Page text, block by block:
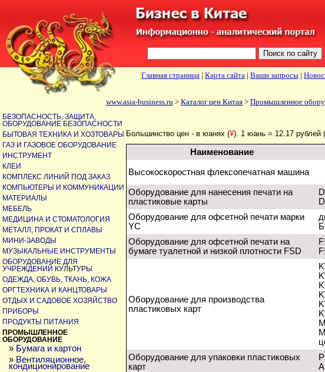
Главная страница | Карта сайта | Ваши запросы |
БЕЗОПАСНОСТЬ, ЗАЩИТА,
ОБОРУДОВАНИЕ БЕЗОПАСНОСТИ
БЫТОВАЯ ТЕХНИКА И ХОЗТОВАРЫ
ГАЗ И ГАЗОВОЕ ОБОРУДОВАНИЕ
ИНСТРУМЕНТ
КЛЕИ
КОМПЛЕКС ЛИНИЙ ПОД ЗАКАЗ
КОМПЬЮТЕРЫ И КОММУНИКАЦИИ
МАТЕРИАЛЫ
МЕБЕЛЬ
МЕДИЦИНА И СТОМАТОЛОГИЯ
МЕТАЛЛ, ПРОКАТ И СПЛАВЫ
МИНИ-ЗАВОДЫ
МУЗЫКАЛЬНЫЕ ИНСТРУМЕНТЫ
ОБОРУДОВАНИЕ ДЛЯ
УЧРЕЖДЕНИЙ КУЛЬТУРЫ
ОДЕЖДА, ОБУВЬ, ТКАНЬ, КОЖА
ОРГТЕХНИКА И КАНЦТОВАРЫ
ОТДЫХ И САДОВОЕ ХОЗЯЙСТВО
ПРИБОРЫ
ПРОДУКТЫ ПИТАНИЯ
ПРОМЫШЛЕННОЕ
ОБОРУДОВАНИЕ
» Бумага и картон
» Вентиляционное,
кондиционирование
Большинство цен - в юанях (¥). 1 юань = 12.17 рублей
Наименование
Высокоскоростная флексопечатная машина
Оборудование для нанесения печати на
пластиковые карты
Оборудование для офсетной печати марки
YC
Оборудование для офсетной печати на
бумаге туалетной и низкой плотности FSD
Оборудование для производства
пластиковых карт
Оборудование для упаковки пластиковых
карт
www.asia-business.ru > Каталог цен Китая > Промышленное